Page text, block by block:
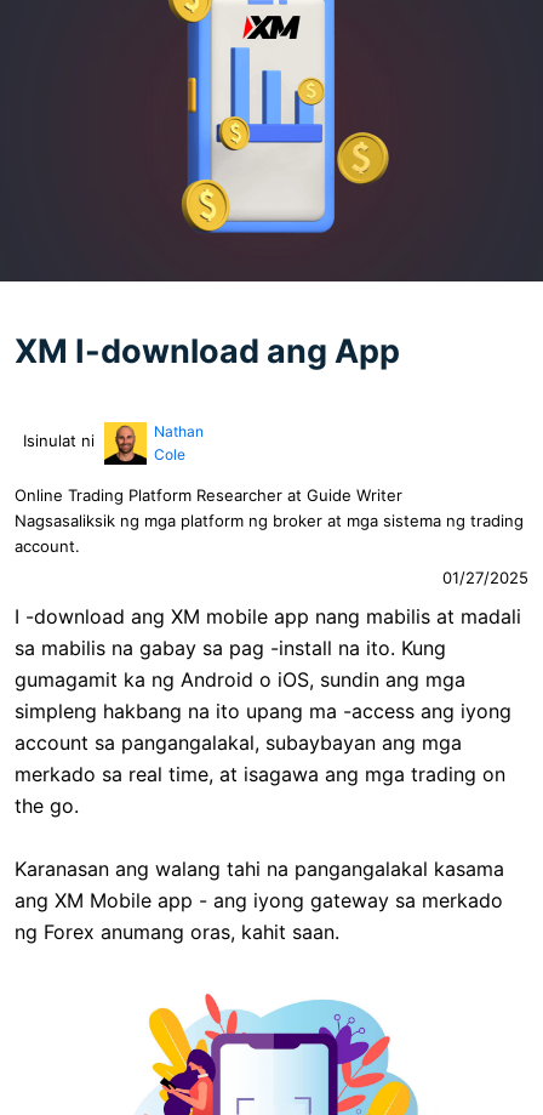
XM I-download ang App
Isinulat ni
Nathan
Cole
Online Trading Platform Researcher at Guide Writer
Nagsasaliksik ng mga platform ng broker at mga sistema ng trading
account.
01/27/2025
I -download ang XM mobile app nang mabilis at madali
sa mabilis na gabay sa pag -install na ito. Kung
gumagamit ka ng Android o iOS, sundin ang mga
simpleng hakbang na ito upang ma -access ang iyong
account sa pangangalakal, subaybayan ang mga
merkado sa real time, at isagawa ang mga trading on
the go.
Karanasan ang walang tahi na pangangalakal kasama
ang XM Mobile app - ang iyong gateway sa merkado
ng Forex anumang oras, kahit saan.